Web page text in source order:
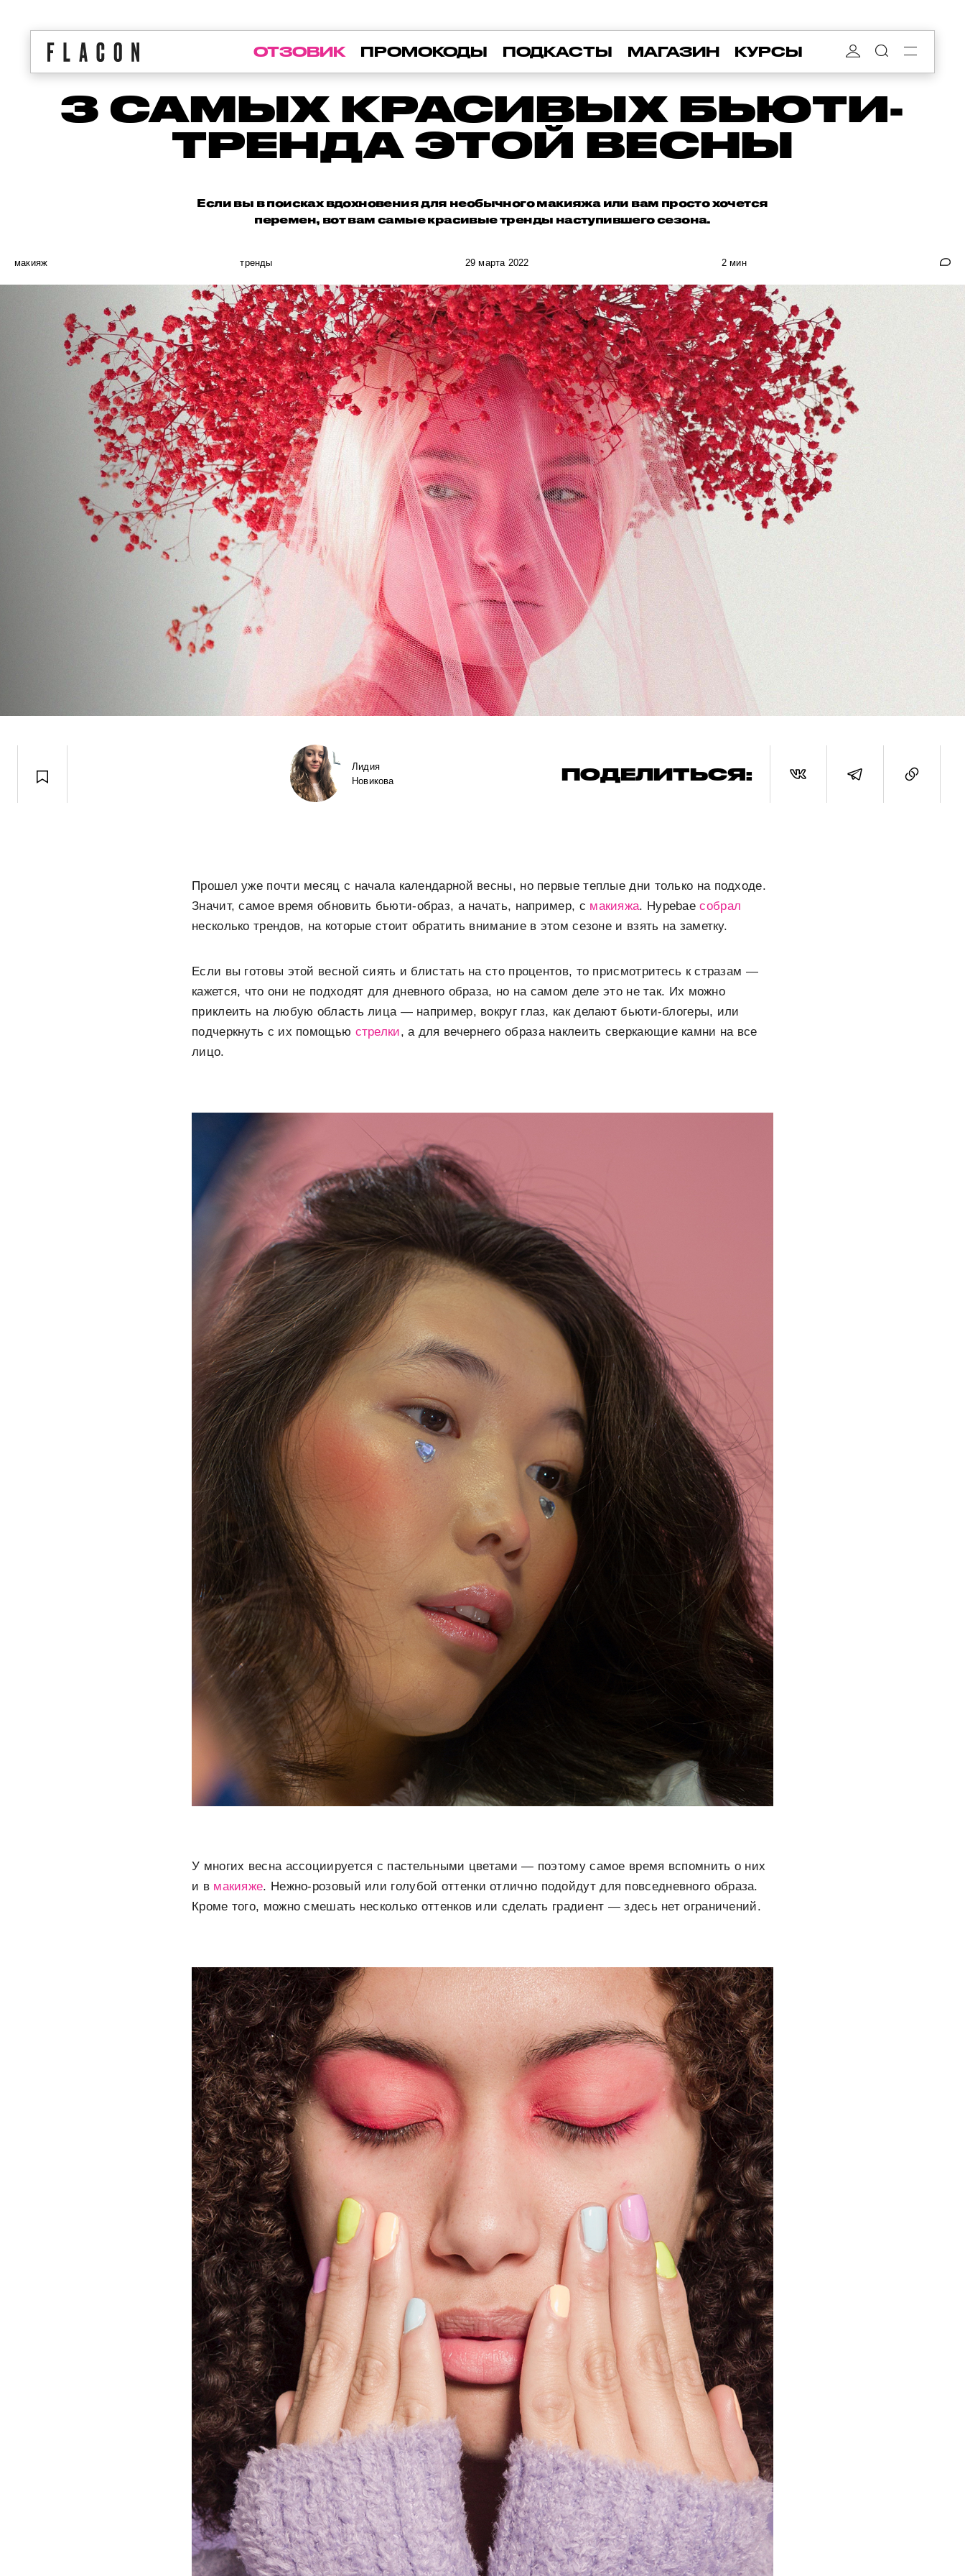
ОТЗОВИК ПРОМОКОДЫ ПОДКАСТЫ МАГАЗИН КУРСЫ
3 САМЫХ КРАСИВЫХ БЬЮТИ-
ТРЕНДА ЭТОЙ ВЕСНЫ
Если вы в поисках вдохновения для необычного макияжа или вам просто хочется
перемен, вот вам самые красивые тренды наступившего сезона.
макияж тренды 29 марта 2022 2 мин
Лидия
Новикова
ПОДЕЛИТЬСЯ:
Прошел уже почти месяц с начала календарной весны, но первые теплые дни только на подходе.
Значит, самое время обновить бьюти-образ, а начать, например, с макияжа. Hypebaeсобрал
несколько трендов, на которые стоит обратить внимание в этом сезоне и взять на заметку.
Если вы готовы этой весной сиять и блистать на сто процентов, то присмотритесь к стразам —
кажется, что они не подходят для дневного образа, но на самом деле это не так. Их можно
приклеить на любую область лица — например, вокруг глаз, как делают бьюти-блогеры, или
подчеркнуть с их помощью стрелки, а для вечернего образа наклеить сверкающие камни на все
лицо.
У многих весна ассоциируется с пастельными цветами — поэтому самое время вспомнить о них
и в макияже. Нежно-розовый или голубой оттенки отлично подойдут для повседневного образа.
Кроме того, можно смешать несколько оттенков или сделать градиент — здесь нет ограничений.